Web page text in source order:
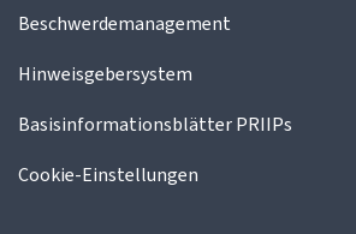
Beschwerdemanagement
Hinweisgebersystem
Basisinformationsblätter PRIIPs
Cookie-Einstellungen